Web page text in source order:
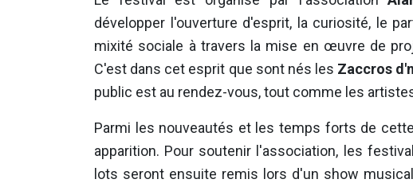
développer l'ouverture d'esprit, la curiosité, le
mixité sociale à travers la mise en œuvre de
C'est dans cet esprit que sont nés les Zaccros
public est au rendez-vous, tout comme les
Parmi les nouveautés et les temps forts de
apparition. Pour soutenir l'association, les
lots seront ensuite remis lors d'un show